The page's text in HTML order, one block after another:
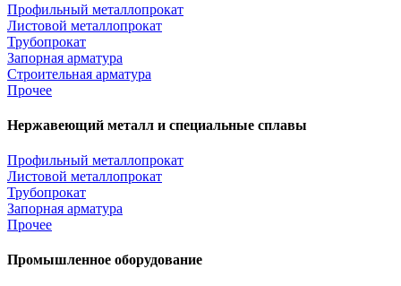
Профильный металлопрокат
Листовой металлопрокат
Трубопрокат
Запорная арматура
Строительная арматура
Прочее
Нержавеющий металл и специальные сплавы
Профильный металлопрокат
Листовой металлопрокат
Трубопрокат
Запорная арматура
Прочее
Промышленное оборудование